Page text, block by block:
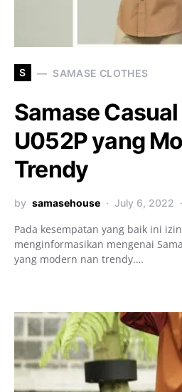
S SAMASE CLOTHES
Samase
U052P yang
Trendy
by samasehouse July 6, 2022
Pada kesempatan yang baik ini
menginformasikan mengenai
yang modern nan trendy.…